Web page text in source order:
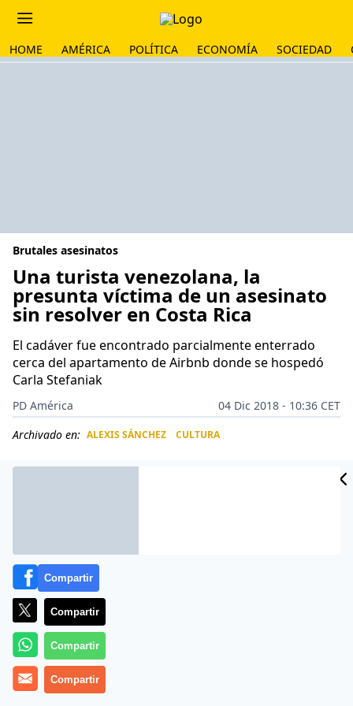
HOME AMÉRICA POLÍTICA ECONOMÍA SOCIEDAD
Brutales asesinatos
Una turista venezolana, la
presunta víctima de un asesinato
sin resolver en Costa Rica
El cadáver fue encontrado parcialmente enterrado
cerca del apartamento de Airbnb donde se hospedó
Carla Stefaniak
PD América
04 Dic 2018 - 10:36 CET
Archivado en: ALEXIS SÁNCHEZ CULTURA
El director delOrganismo de Investigación Judicial
Compartir
Compartir
Compartir
Compartir